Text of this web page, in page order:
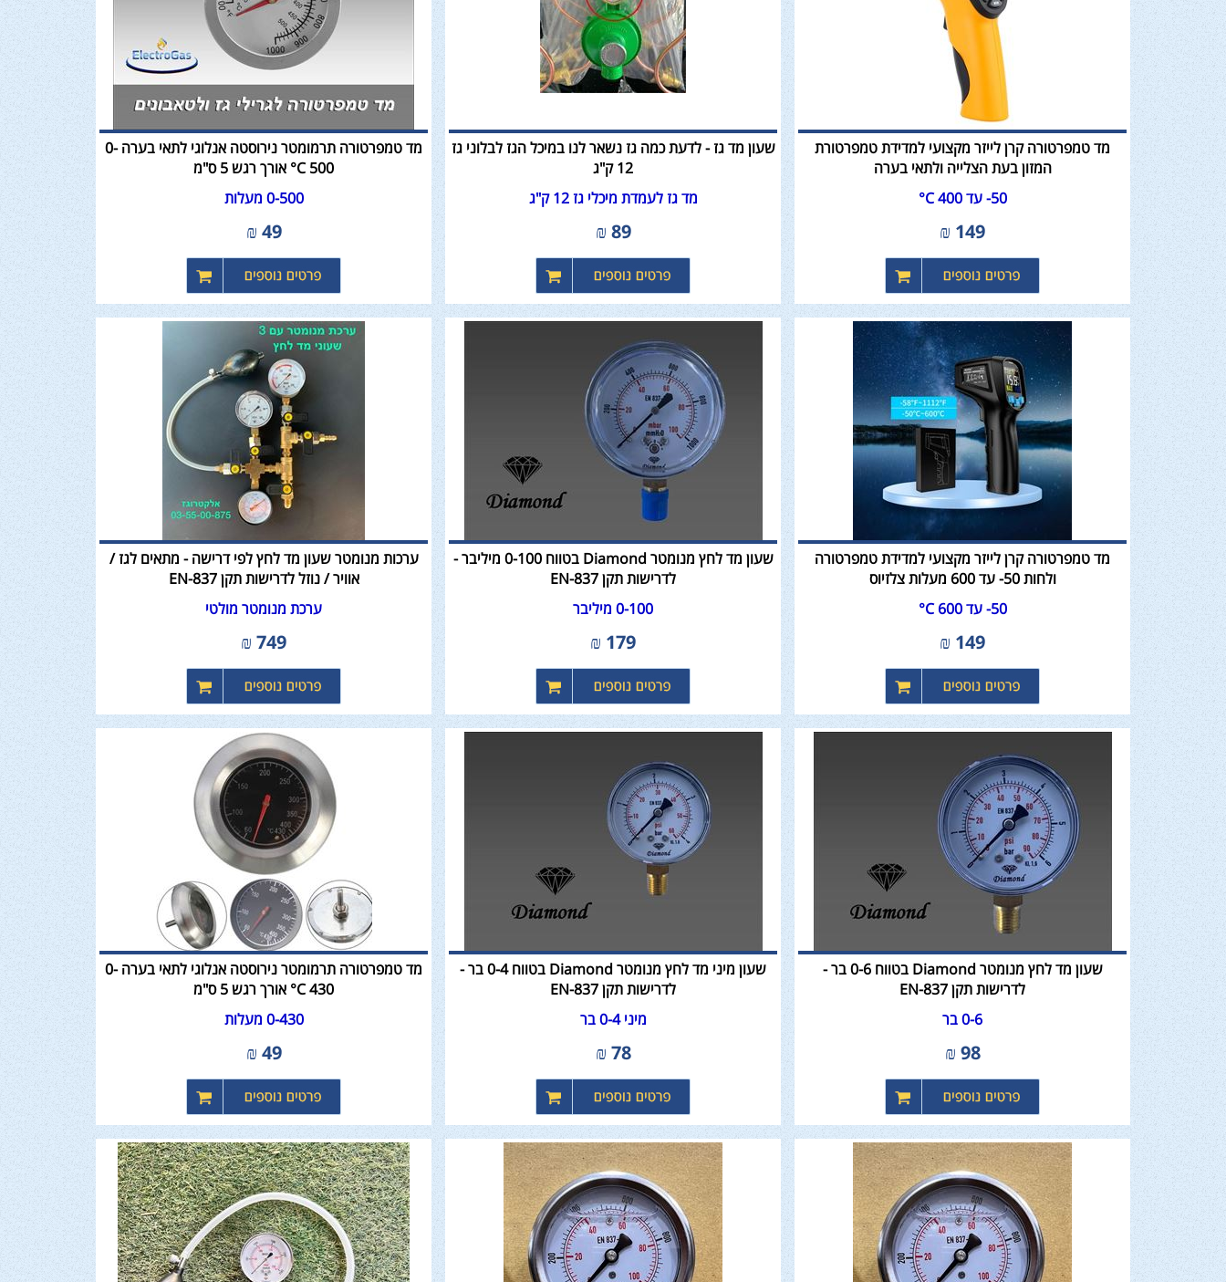
מד טמפרטורה קרן לייזר מקצועי למדידת טמפרטורת
המזון בעת הצלייה ולתאי בערה
50- עד 400 C°
149
₪
שעון מד גז - לדעת כמה גז נשאר לנו במיכל הגז לבלוני גז
12 ק"ג
מד גז לעמדת מיכלי גז 12 ק"ג
89
₪
מד טמפרטורה תרמומטר נירוסטה אנלוגי לתאי בערה 0-
500 C° אורך רגש 5 ס"מ
0-500 מעלות
49
₪
מד טמפרטורה קרן לייזר מקצועי למדידת טמפרטורה
ולחות 50- עד 600 מעלות צלזיוס
50- עד 600 C°
149
₪
שעון מד לחץ מנומטר Diamond בטווח 0-100 מיליבר -
לדרישות תקן EN-837
0-100 מיליבר
179
₪
ערכות מנומטר שעון מד לחץ לפי דרישה - מתאים לגז /
אוויר / נוזל לדרישות תקן EN-837
ערכת מנומטר מולטי
749
₪
שעון מד לחץ מנומטר Diamond בטווח 0-6 בר -
לדרישות תקן EN-837
0-6 בר
98
₪
שעון מיני מד לחץ מנומטר Diamond בטווח 0-4 בר -
לדרישות תקן EN-837
מיני 0-4 בר
78
₪
מד טמפרטורה תרמומטר נירוסטה אנלוגי לתאי בערה 0-
430 C° אורך רגש 5 ס"מ
0-430 מעלות
49
₪